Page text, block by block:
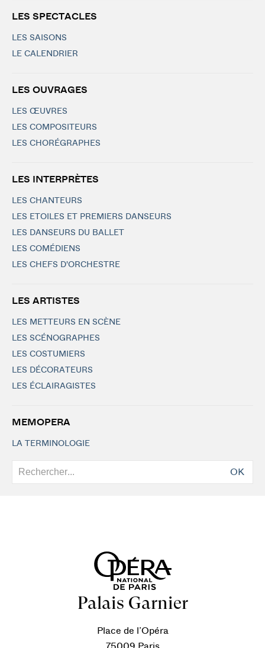
LES SPECTACLES
LES SAISONS
LE CALENDRIER
LES OUVRAGES
LES ŒUVRES
LES COMPOSITEURS
LES CHORÉGRAPHES
LES INTERPRÈTES
LES CHANTEURS
LES ETOILES ET PREMIERS DANSEURS
LES DANSEURS DU BALLET
LES COMÉDIENS
LES CHEFS D'ORCHESTRE
LES ARTISTES
LES METTEURS EN SCÈNE
LES SCÉNOGRAPHES
LES COSTUMIERS
LES DÉCORATEURS
LES ÉCLAIRAGISTES
MEMOPERA
LA TERMINOLOGIE
OK
Palais Garnier
Place de l’Opéra